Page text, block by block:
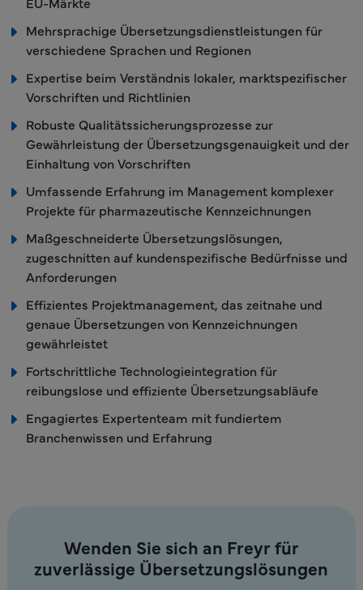
Mehrsprachige Übersetzungsdienstleistungen für
verschiedene Sprachen und Regionen
Expertise beim Verständnis lokaler, marktspezifischer
Vorschriften und Richtlinien
Robuste Qualitätssicherungsprozesse zur
Gewährleistung der Übersetzungsgenauigkeit und der
Einhaltung von Vorschriften
Umfassende Erfahrung im Management komplexer
Projekte für pharmazeutische Kennzeichnungen
Maßgeschneiderte Übersetzungslösungen,
zugeschnitten auf kundenspezifische Bedürfnisse und
Anforderungen
Effizientes Projektmanagement, das zeitnahe und
genaue Übersetzungen von Kennzeichnungen
gewährleistet
Fortschrittliche Technologieintegration für
reibungslose und effiziente Übersetzungsabläufe
Engagiertes Expertenteam mit fundiertem
Branchenwissen und Erfahrung
Wenden Sie sich an Freyr für
zuverlässige Übersetzungslösungen